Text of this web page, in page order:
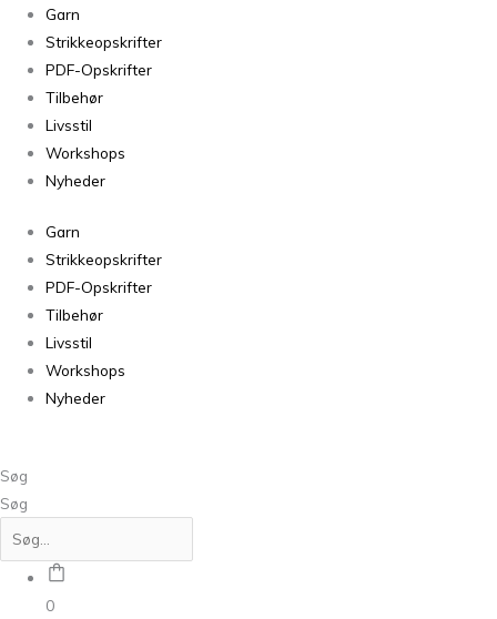
Garn
Strikkeopskrifter
PDF-Opskrifter
Tilbehør
Livsstil
Workshops
Nyheder
Garn
Strikkeopskrifter
PDF-Opskrifter
Tilbehør
Livsstil
Workshops
Nyheder
Søg
Søg
0
Isager
Sock
Yarn
antal